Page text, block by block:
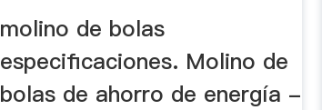
molino de bolas
especificaciones. Molino de
bolas de ahorro de energía -